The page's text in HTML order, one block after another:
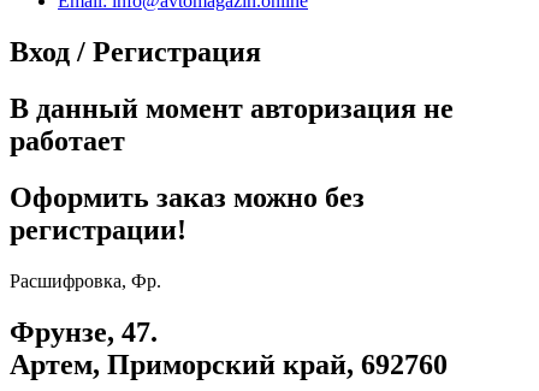
Вход / Регистрация
В данный момент авторизация не
работает
Оформить заказ можно без
регистрации!
Расшифровка, Фр.
Фрунзе, 47.
Артем, Приморский край, 692760